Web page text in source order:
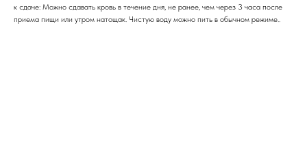
к сдаче: Можно сдавать кровь в течение дня, не ранее, чем через 3 часа после
приема пищи или утром натощак. Чистую воду можно пить в обычном режиме..